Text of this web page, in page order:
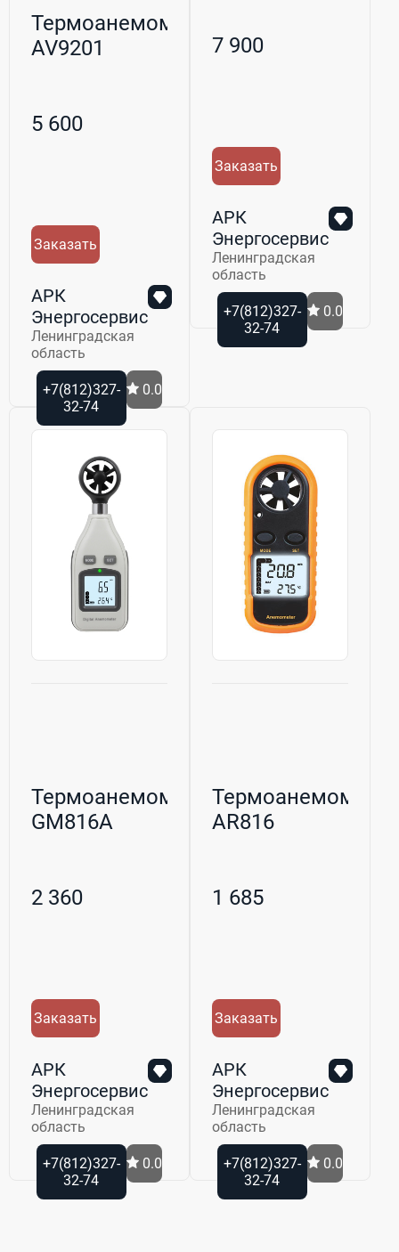
Термоанемометр
AV9201
5 600
Заказать
АРК
Энергосервис
Ленинградская
область
+7(812)327-
32-74
0.0
7 900
Заказать
АРК
Энергосервис
Ленинградская
область
+7(812)327-
32-74
0.0
Термоанемометр
GM816A
2 360
Заказать
АРК
Энергосервис
Ленинградская
область
+7(812)327-
32-74
0.0
Термоанемометр
AR816
1 685
Заказать
АРК
Энергосервис
Ленинградская
область
+7(812)327-
32-74
0.0